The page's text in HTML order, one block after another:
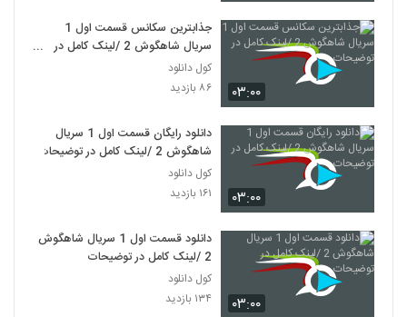
۰۳:۰۰
جذابترین سکانس قسمت اول 1
سریال شاهگوش 2 /لینک کامل در
توضیحات
کول دانلود
۸۶ بازدید
۰۳:۰۰
دانلود رایگان قسمت اول 1 سریال
شاهگوش 2 /لینک کامل در توضیحات
کول دانلود
۱۶۱ بازدید
۰۳:۰۰
دانلود قسمت اول 1 سریال شاهگوش
2 /لینک کامل در توضیحات
کول دانلود
۱۳۴ بازدید